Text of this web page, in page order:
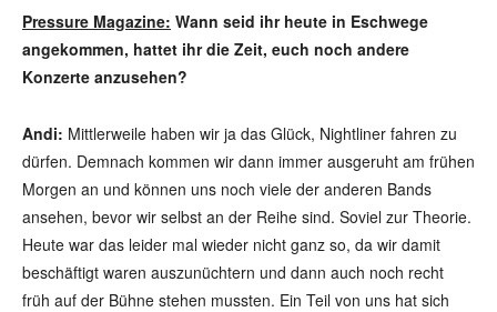
Pressure Magazine: Wann seid ihr heute in Eschwege
angekommen, hattet ihr die Zeit, euch noch andere
Konzerte anzusehen?
Andi: Mittlerweile haben wir ja das Glück, Nightliner fahren zu
dürfen. Demnach kommen wir dann immer ausgeruht am frühen
Morgen an und können uns noch viele der anderen Bands
ansehen, bevor wir selbst an der Reihe sind. Soviel zur Theorie.
Heute war das leider mal wieder nicht ganz so, da wir damit
beschäftigt waren auszunüchtern und dann auch noch recht
früh auf der Bühne stehen mussten. Ein Teil von uns hat sich